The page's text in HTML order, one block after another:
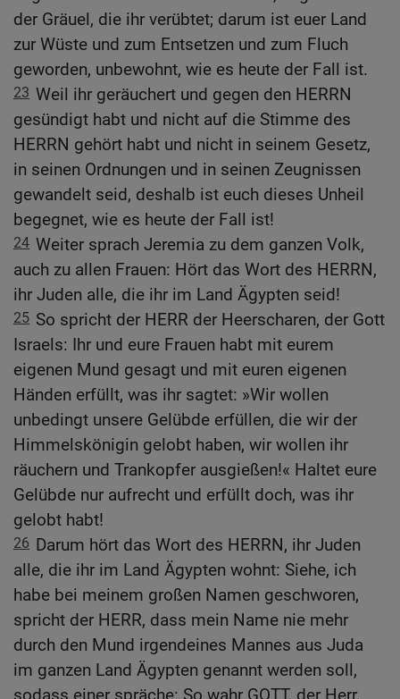
der Gräuel, die ihr verübtet; darum ist euer Land
zur Wüste und zum Entsetzen und zum Fluch
geworden, unbewohnt, wie es heute der Fall ist.
23 Weil ihr geräuchert und gegen den HERRN
gesündigt habt und nicht auf die Stimme des
HERRN gehört habt und nicht in seinem Gesetz,
in seinen Ordnungen und in seinen Zeugnissen
gewandelt seid, deshalb ist euch dieses Unheil
begegnet, wie es heute der Fall ist!
24 Weiter sprach Jeremia zu dem ganzen Volk,
auch zu allen Frauen: Hört das Wort des HERRN,
ihr Juden alle, die ihr im Land Ägypten seid!
25 So spricht der HERR der Heerscharen, der Gott
Israels: Ihr und eure Frauen habt mit eurem
eigenen Mund gesagt und mit euren eigenen
Händen erfüllt, was ihr sagtet: »Wir wollen
unbedingt unsere Gelübde erfüllen, die wir der
Himmelskönigin gelobt haben, wir wollen ihr
räuchern und Trankopfer ausgießen!« Haltet eure
Gelübde nur aufrecht und erfüllt doch, was ihr
gelobt habt!
26 Darum hört das Wort des HERRN, ihr Juden
alle, die ihr im Land Ägypten wohnt: Siehe, ich
habe bei meinem großen Namen geschworen,
spricht der HERR, dass mein Name nie mehr
durch den Mund irgendeines Mannes aus Juda
im ganzen Land Ägypten genannt werden soll,